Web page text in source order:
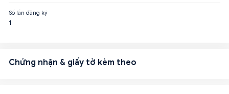
Số lần đăng ký
1
Chứng nhận & giấy tờ kèm theo